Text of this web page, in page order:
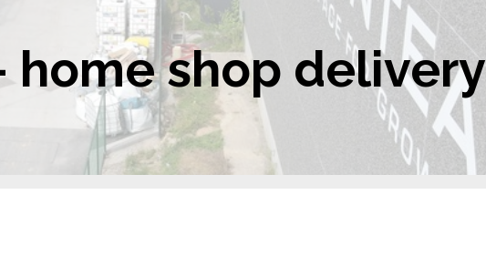
home shop delivery